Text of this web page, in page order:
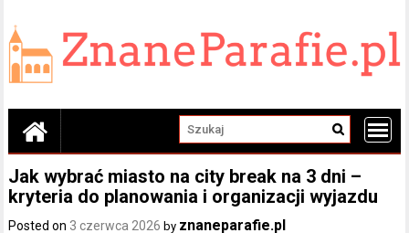
content
Jak wybrać miasto na city break na 3 dni –
kryteria do planowania i organizacji wyjazdu
Posted on 3 czerwca 2026 by znaneparafie.pl